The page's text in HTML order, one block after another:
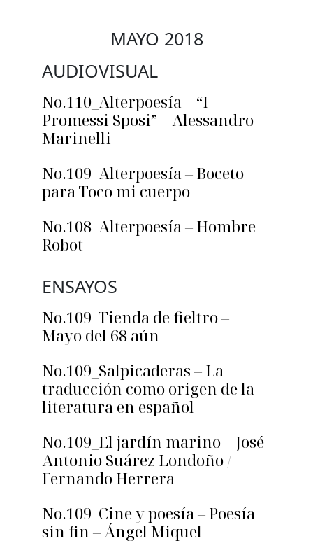
MAYO 2018
AUDIOVISUAL
No.110_Alterpoesía – “I
Promessi Sposi” – Alessandro
Marinelli
No.109_Alterpoesía – Boceto
para Toco mi cuerpo
No.108_Alterpoesía – Hombre
Robot
ENSAYOS
No.109_Tienda de fieltro –
Mayo del 68 aún
No.109_Salpicaderas – La
traducción como origen de la
literatura en español
No.109_El jardín marino – José
Antonio Suárez Londoño /
Fernando Herrera
No.109_Cine y poesía – Poesía
sin fin – Ángel Miquel